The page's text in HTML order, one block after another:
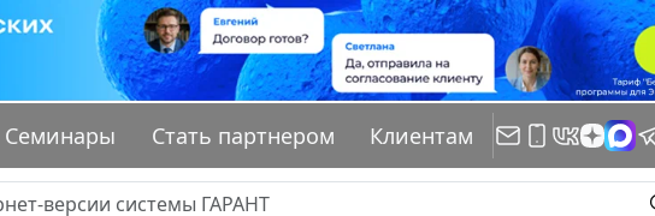
Семинары Стать партнером Клиентам